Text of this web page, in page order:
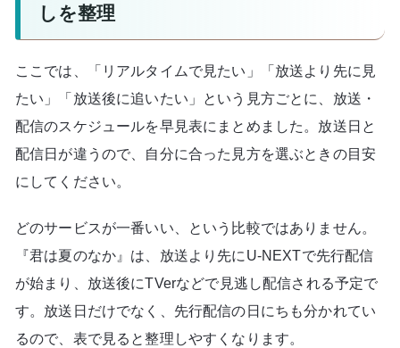
しを整理
ここでは、「リアルタイムで見たい」「放送より先に見
たい」「放送後に追いたい」という見方ごとに、放送・
配信のスケジュールを早見表にまとめました。放送日と
配信日が違うので、自分に合った見方を選ぶときの目安
にしてください。
どのサービスが一番いい、という比較ではありません。
『君は夏のなか』は、放送より先にU-NEXTで先行配信
が始まり、放送後にTVerなどで見逃し配信される予定で
す。放送日だけでなく、先行配信の日にちも分かれてい
るので、表で見ると整理しやすくなります。